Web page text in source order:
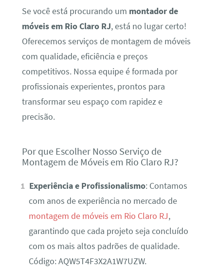
Se você está procurando um montador de
móveis em Rio Claro RJ, está no lugar certo!
Oferecemos serviços de montagem de móveis
com qualidade, eficiência e preços
competitivos. Nossa equipe é formada por
profissionais experientes, prontos para
transformar seu espaço com rapidez e
precisão.
Por que Escolher Nosso Serviço de
Montagem de Móveis em Rio Claro RJ?
Experiência e Profissionalismo: Contamos
com anos de experiência no mercado de
montagem de móveis em Rio Claro RJ,
garantindo que cada projeto seja concluído
com os mais altos padrões de qualidade.
Código: AQW5T4F3X2A1W7UZW.